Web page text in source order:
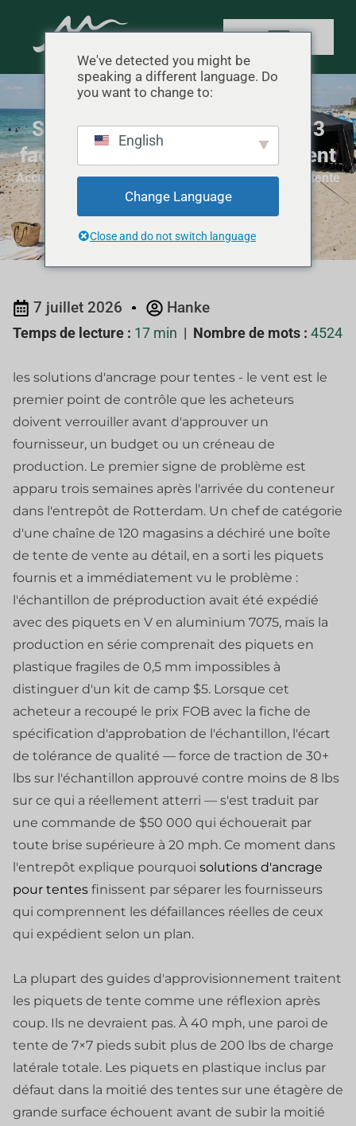
Solutions d'ancrage de tente : 3
façons de rester en place par vent
Accueil Ancrage de tente"Solutions d'ancrage de tente
: 3 façons de rester en place par vent
7 juillet 2026 Hanke
Temps de lecture : 17 min | Nombre de mots : 4524
les solutions d'ancrage pour tentes - le vent est le
premier point de contrôle que les acheteurs
doivent verrouiller avant d'approuver un
fournisseur, un budget ou un créneau de
production. Le premier signe de problème est
apparu trois semaines après l'arrivée du conteneur
dans l'entrepôt de Rotterdam. Un chef de catégorie
d'une chaîne de 120 magasins a déchiré une boîte
de tente de vente au détail, en a sorti les piquets
fournis et a immédiatement vu le problème :
l'échantillon de préproduction avait été expédié
avec des piquets en V en aluminium 7075, mais la
production en série comprenait des piquets en
plastique fragiles de 0,5 mm impossibles à
distinguer d'un kit de camp $5. Lorsque cet
acheteur a recoupé le prix FOB avec la fiche de
spécification d'approbation de l'échantillon, l'écart
de tolérance de qualité — force de traction de 30+
lbs sur l'échantillon approuvé contre moins de 8 lbs
sur ce qui a réellement atterri — s'est traduit par
une commande de $50 000 qui échouerait par
toute brise supérieure à 20 mph. Ce moment dans
l'entrepôt explique pourquoi solutions d'ancrage
pour tentes finissent par séparer les fournisseurs
qui comprennent les défaillances réelles de ceux
qui expédient selon un plan.
La plupart des guides d'approvisionnement traitent
les piquets de tente comme une réflexion après
coup. Ils ne devraient pas. À 40 mph, une paroi de
tente de 7×7 pieds subit plus de 200 lbs de charge
latérale totale. Les piquets en plastique inclus par
défaut dans la moitié des tentes sur une étagère de
grande surface échouent avant de subir la moitié
We've detected you might be
speaking a different language. Do
you want to change to:
English
Change Language
Close and do not switch language